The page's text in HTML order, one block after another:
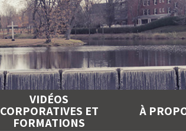
VIDÉOS
CORPORATIVES ET
FORMATIONS
À